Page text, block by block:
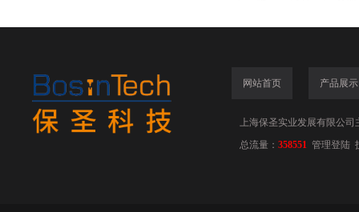
网站首页 产品展示
上海保圣实业发展有限公司
总流量： 358551 管理登陆